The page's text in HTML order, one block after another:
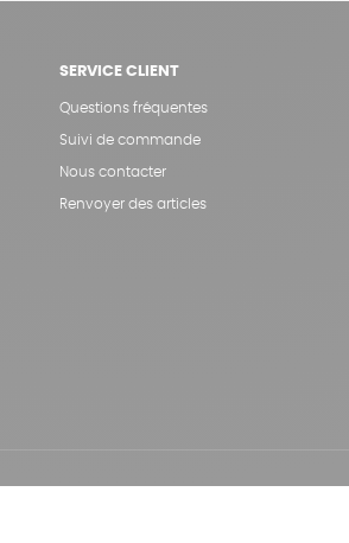
SERVICE CLIENT
Questions fréquentes
Suivi de commande
Nous contacter
Renvoyer des articles